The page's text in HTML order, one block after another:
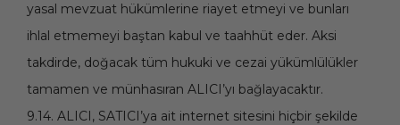
yasal mevzuat hükümlerine riayet etmeyi ve bunları
ihlal etmemeyi baştan kabul ve taahhüt eder. Aksi
takdirde, doğacak tüm hukuki ve cezai yükümlülükler
tamamen ve münhasıran ALICI’yı bağlayacaktır.
9.14. ALICI, SATICI’ya ait internet sitesini hiçbir şekilde